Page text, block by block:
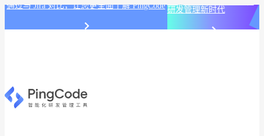
通过与 Jira 对比，让您更全面了解 PingCode 研发管理新时代